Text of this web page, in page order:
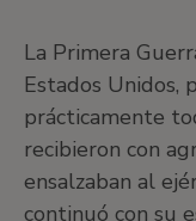
La Primera
Estados Unidos,
prácticamente
recibieron con
ensalzaban al
continuó con su